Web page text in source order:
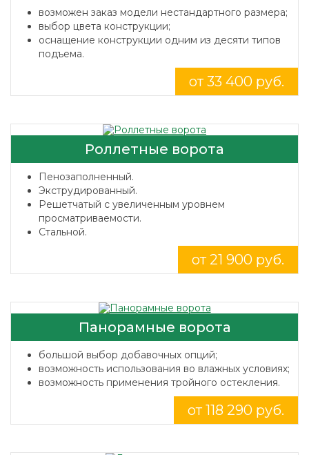
возможен заказ модели нестандартного размера;
выбор цвета конструкции;
оснащение конструкции одним из десяти типов
подъема.
от 33 400 руб.
Роллетные ворота
Пенозаполненный.
Экструдированный.
Решетчатый с увеличенным уровнем
просматриваемости.
Стальной.
от 21 900 руб.
Панорамные ворота
большой выбор добавочных опций;
возможность использования во влажных условиях;
возможность применения тройного остекления.
от 118 290 руб.